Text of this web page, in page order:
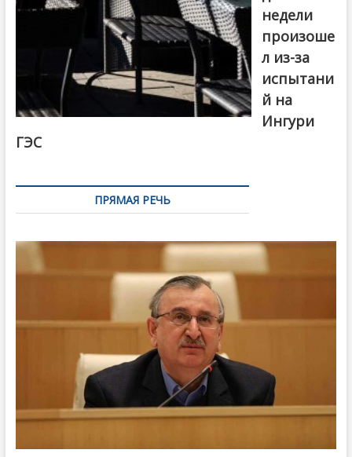
недели
произоше
л из-за
испытани
й на
Ингури
ГЭС
ПРЯМАЯ РЕЧЬ